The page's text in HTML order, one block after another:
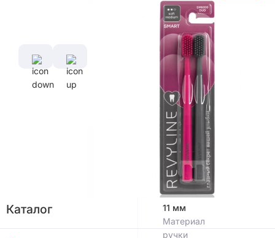
Каталог
Характеристики
Диаметр
щетины,
мм
0,127 мм
Длина
ручки,
см
16,5
см
Длина
щетины,
мм
11 мм
Материал
ручки